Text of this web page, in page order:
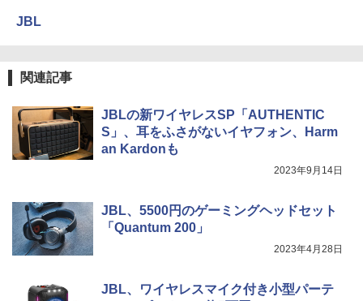
JBL
関連記事
JBLの新ワイヤレスSP「AUTHENTIC
S」、耳をふさがないイヤフォン、Harm
an Kardonも
2023年9月14日
JBL、5500円のゲーミングヘッドセット
「Quantum 200」
2023年4月28日
JBL、ワイヤレスマイク付き小型パーテ